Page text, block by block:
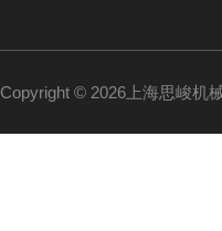
Copyright © 2026上海思峻机